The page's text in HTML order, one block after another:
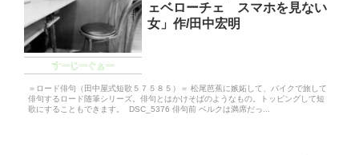
すーじーぐぁー
ェベローチェ スマホを見ない
女」作/田中宏明
＝ロード俳句（田中屋式短歌５７５８５）＝ 松尾芭蕉に嫉妬して、バイクで旅して
俳句するロード随筆シリーズ。俳句とはかけそばのようなもの。トッピングして短
歌にすることもできます。 DSC_5376 俳句前 ベルクは満席だっ...